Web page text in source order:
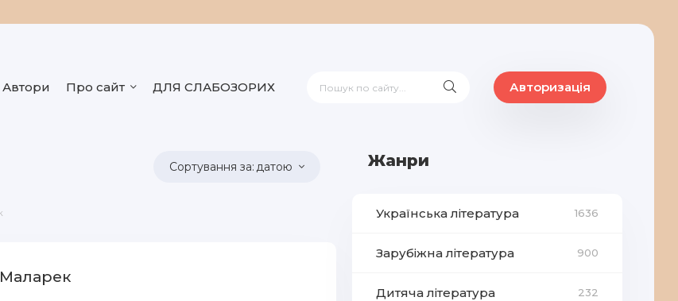
Автори Про сайт ДЛЯ СЛАБОЗОРИХ Авторизація
датою
Маларек
Жанри
Українська література 1636
Зарубіжна література 900
Дитяча література 232